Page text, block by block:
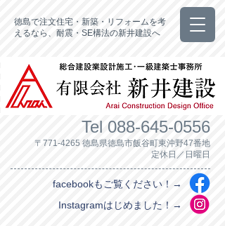
徳島で注文住宅・新築・リフォームを考
えるなら、耐震・SE構法の新井建設へ
Tel 088-645-0556
〒771-4265 徳島県徳島市飯谷町東沖野47番地
定休日／日曜日
facebookもご覧ください！→
Instagramはじめました！→